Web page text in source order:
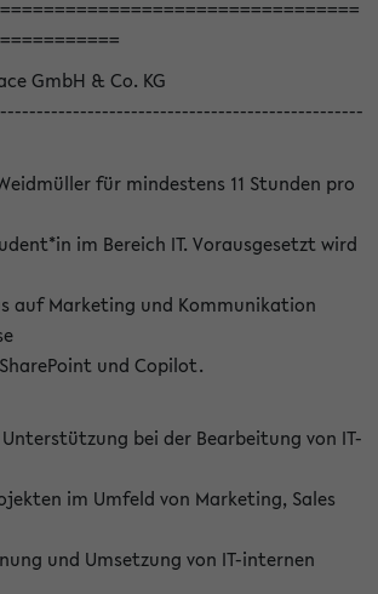
GmbH & Co. KG
für mindestens 11 Stunden pro
im Bereich IT. Vorausgesetzt wird
auf Marketing und Kommunikation
und Copilot.
bei der Bearbeitung von IT-
im Umfeld von Marketing, Sales
und Umsetzung von IT-internen